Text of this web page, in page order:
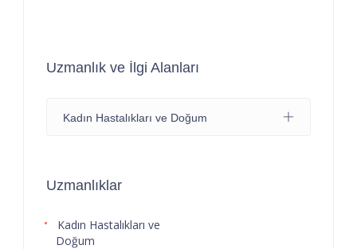
Uzmanlık ve İlgi Alanları
Kadın Hastalıkları ve Doğum
Uzmanlıklar
Kadın Hastalıkları ve
Doğum